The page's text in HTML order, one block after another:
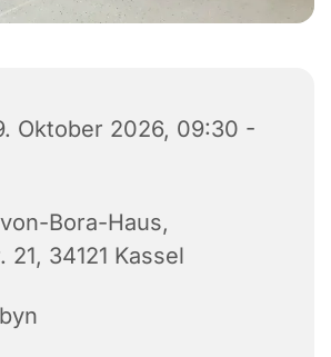
Oktober 2026, 09:30 -
Bora-Haus,
21, 34121 Kassel